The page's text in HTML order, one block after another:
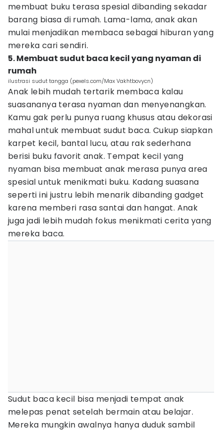
membuat buku terasa spesial dibanding sekadar
barang biasa di rumah. Lama-lama, anak akan
mulai menjadikan membaca sebagai hiburan yang
mereka cari sendiri.
5. Membuat sudut baca kecil yang nyaman di
rumah
ilustrasi sudut tangga (pexels.com/Max Vakhtbovycn)
Anak lebih mudah tertarik membaca kalau
suasananya terasa nyaman dan menyenangkan.
Kamu gak perlu punya ruang khusus atau dekorasi
mahal untuk membuat sudut baca. Cukup siapkan
karpet kecil, bantal lucu, atau rak sederhana
berisi buku favorit anak. Tempat kecil yang
nyaman bisa membuat anak merasa punya area
spesial untuk menikmati buku. Kadang suasana
seperti ini justru lebih menarik dibanding gadget
karena memberi rasa santai dan hangat. Anak
juga jadi lebih mudah fokus menikmati cerita yang
mereka baca.
Sudut baca kecil bisa menjadi tempat anak
melepas penat setelah bermain atau belajar.
Mereka mungkin awalnya hanya duduk sambil